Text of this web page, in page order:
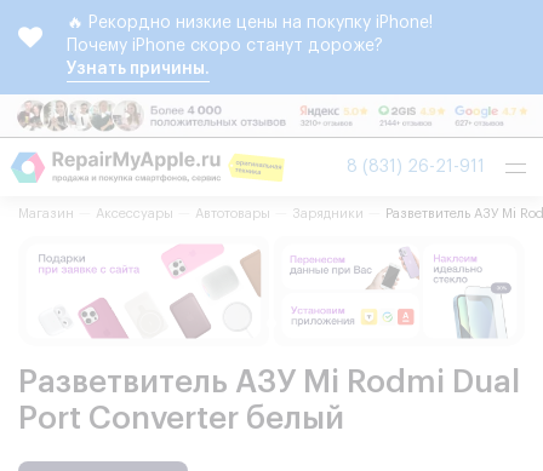
🔥 Рекордно низкие цены на покупку iPhone!
Почему iPhone скоро станут дороже?
Узнать причины.
8 (831) 26-21-911
Магазин Аксессуары Автотовары Зарядники Разветвитель АЗУ Mi
Разветвитель АЗУ Mi Rodmi Dual
Port Converter белый